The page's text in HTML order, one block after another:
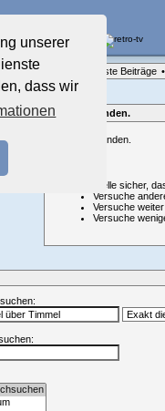
unserer
dass wir
Neueste Beiträge •
Nichts gefunden.
Nichts gefunden.
Stelle sicher,
Versuche
Versuche
Versuche